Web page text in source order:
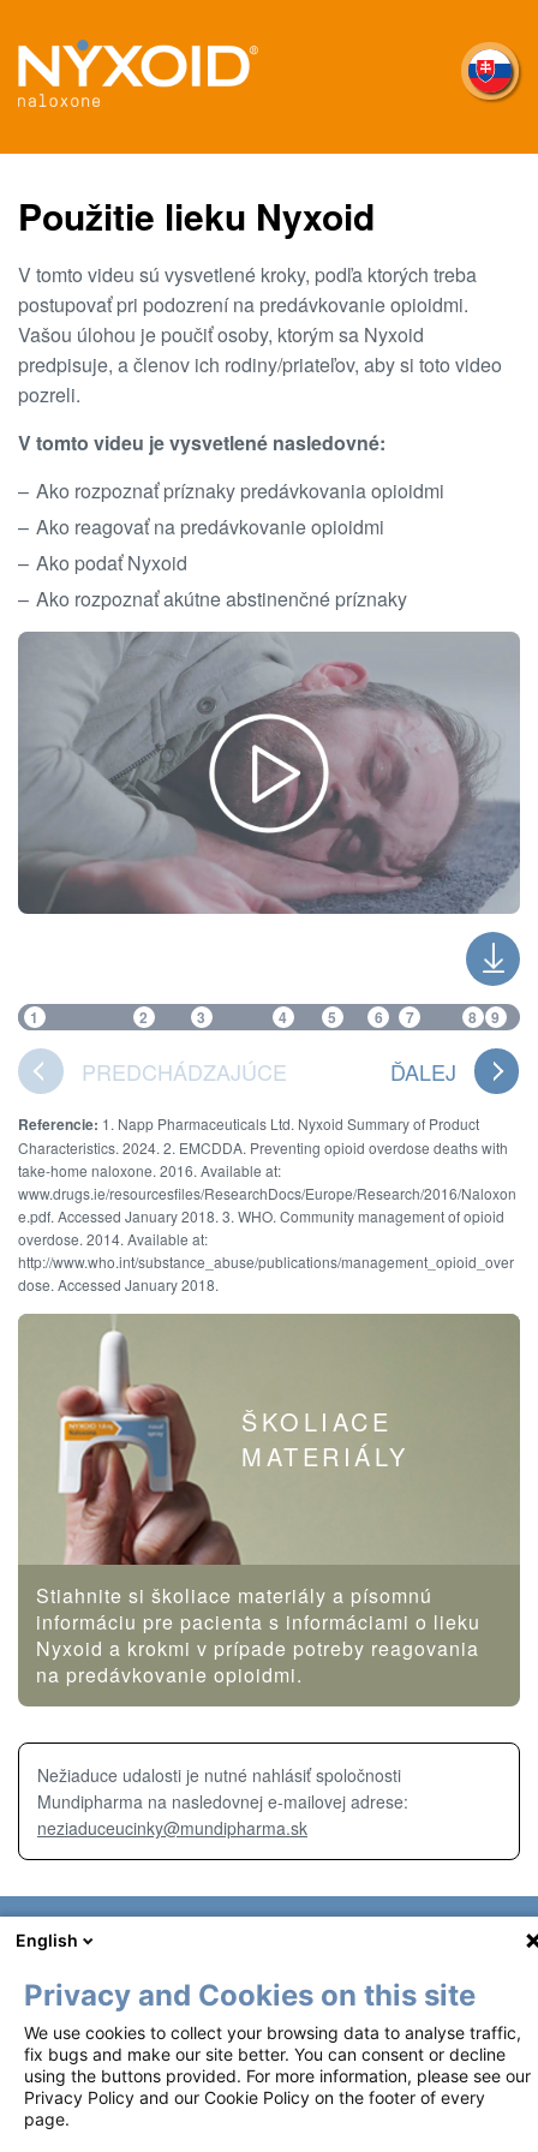
na
hlavný
obsah
Použitie lieku Nyxoid
V tomto videu sú vysvetlené kroky, podľa ktorých treba
postupovať pri podozrení na predávkovanie opioidmi.
Vašou úlohou je poučiť osoby, ktorým sa Nyxoid
predpisuje, a členov ich rodiny/priateľov, aby si toto video
pozreli.
V tomto videu je vysvetlené nasledovné:
Ako rozpoznať príznaky predávkovania opioidmi
Ako reagovať na predávkovanie opioidmi
Ako podať Nyxoid
Ako rozpoznať akútne abstinenčné príznaky
1 2 3 4 5 6 7 8 9
PREDCHÁDZAJÚCE ĎALEJ
Referencie: 1. Napp Pharmaceuticals Ltd. Nyxoid Summary of Product
Characteristics. 2024. 2. EMCDDA. Preventing opioid overdose deaths with
take-home naloxone. 2016. Available at:
www.drugs.ie/resourcesfiles/ResearchDocs/Europe/Research/2016/Naloxon
e.pdf. Accessed January 2018. 3. WHO. Community management of opioid
overdose. 2014. Available at:
http://www.who.int/substance_abuse/publications/management_opioid_over
dose. Accessed January 2018.
ŠKOLIACE
MATERIÁLY
Stiahnite si školiace materiály a písomnú
informáciu pre pacienta s informáciami o lieku
Nyxoid a krokmi v prípade potreby reagovania
na predávkovanie opioidmi.
Nežiaduce udalosti je nutné nahlásiť spoločnosti
Mundipharma na nasledovnej e-mailovej adrese:
neziaduceucinky@mundipharma.sk
Footer
2
Zásady ochrany osobných údajov
Zásady používania súborov cookie
Tieto materiály sa sprístupňujú na základe plánu riadenia rizík (RMP)
English
Privacy and Cookies on this site
We use cookies to collect your browsing data to analyse traffic,
fix bugs and make our site better. You can consent or decline
using the buttons provided. For more information, please see our
Privacy Policy and our Cookie Policy on the footer of every
page.